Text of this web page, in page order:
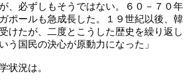
、必ずしもそうではない。６０－７０年
ポールも急成長した。１９世紀以後、韓
けたが、二度とこうした歴史を繰り返し
う国民の決心が原動力になった」
状況は。